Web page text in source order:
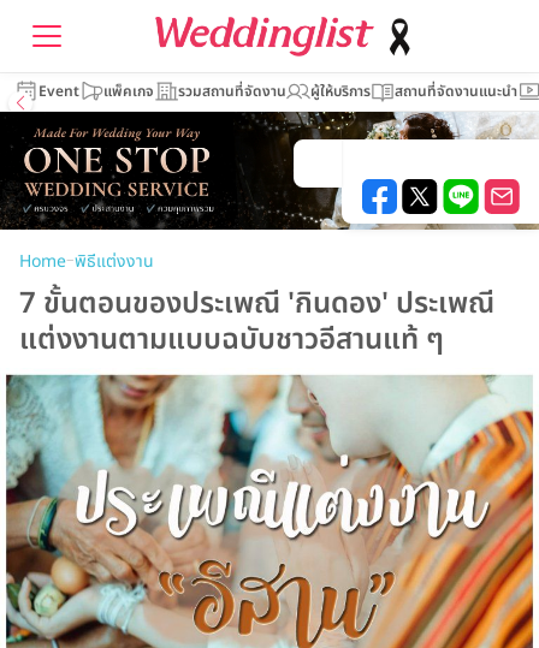
Event แพ็คเกจ รวมสถานที่จัดงาน ผู้ให้บริการ สถานที่จัดงานแนะนำ
Home–พิธีแต่งงาน
7 ขั้นตอนของประเพณี 'กินดอง' ประเพณี
แต่งงานตามแบบฉบับชาวอีสานแท้ ๆ